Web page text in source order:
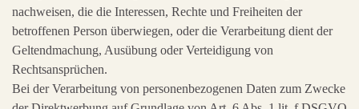
nachweisen, die die Interessen, Rechte und Freiheiten der
betroffenen Person überwiegen, oder die Verarbeitung dient der
Geltendmachung, Ausübung oder Verteidigung von
Rechtsansprüchen.
Bei der Verarbeitung von personenbezogenen Daten zum Zwecke